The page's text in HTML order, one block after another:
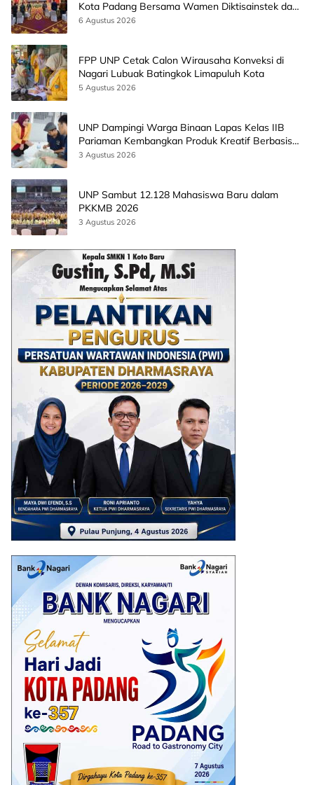
Kota Padang Bersama Wamen Diktisainstek dan
CEO EMGS Malaysia
6 Agustus 2026
FPP UNP Cetak Calon Wirausaha Konveksi di
Nagari Lubuak Batingkok Limapuluh Kota
5 Agustus 2026
UNP Dampingi Warga Binaan Lapas Kelas IIB
Pariaman Kembangkan Produk Kreatif Berbasis
AI
3 Agustus 2026
UNP Sambut 12.128 Mahasiswa Baru dalam
PKKMB 2026
3 Agustus 2026